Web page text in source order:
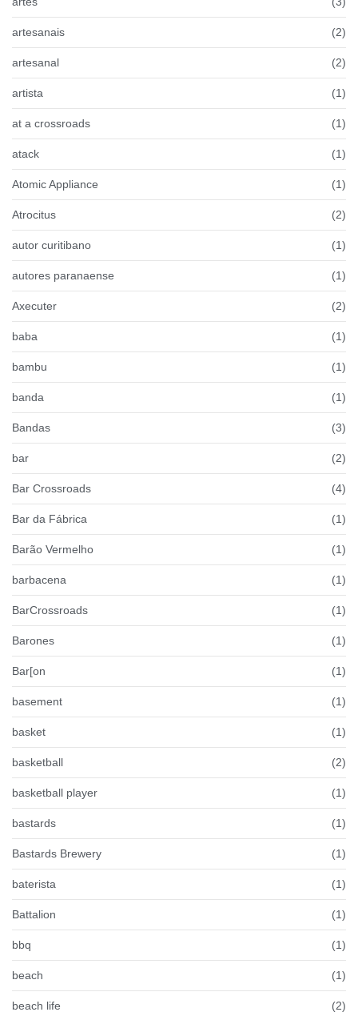
artesanais (2)
artesanal (2)
artista (1)
at a crossroads (1)
atack (1)
Atomic Appliance (1)
Atrocitus (2)
autor curitibano (1)
autores paranaense (1)
Axecuter (2)
baba (1)
bambu (1)
banda (1)
Bandas (3)
bar (2)
Bar Crossroads (4)
Bar da Fábrica (1)
Barão Vermelho (1)
barbacena (1)
BarCrossroads (1)
Barones (1)
Bar[on (1)
basement (1)
basket (1)
basketball (2)
basketball player (1)
bastards (1)
Bastards Brewery (1)
baterista (1)
Battalion (1)
bbq (1)
beach (1)
beach life (2)